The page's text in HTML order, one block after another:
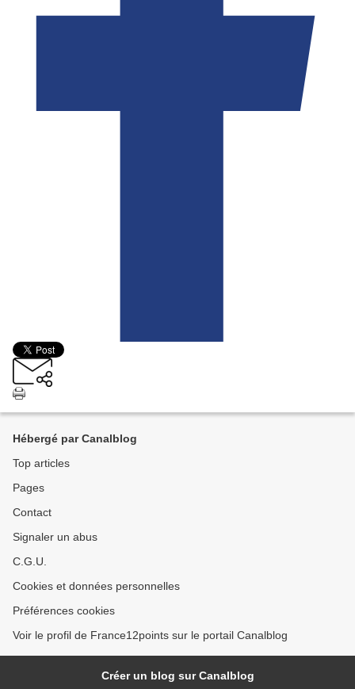
Hébergé par Canalblog
Top articles
Pages
Contact
Signaler un abus
C.G.U.
Cookies et données personnelles
Préférences cookies
Voir le profil de France12points sur le portail Canalblog
Créer un blog sur Canalblog